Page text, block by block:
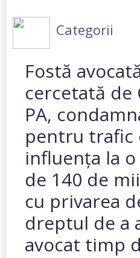
Categorii
Fostă
cercetată de
PA,
pentru trafic
influența la
de 140 de
cu privarea
dreptul de a
avocat timp